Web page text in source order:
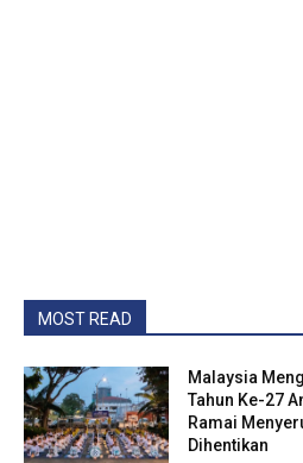
MOST READ
Malaysia
Tahun Ke-27
Ramai
Dihentikan